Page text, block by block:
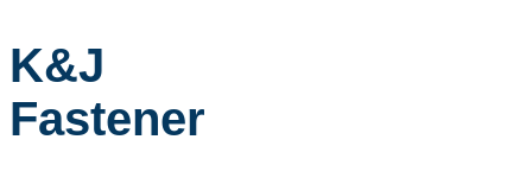
K&J
Fastener